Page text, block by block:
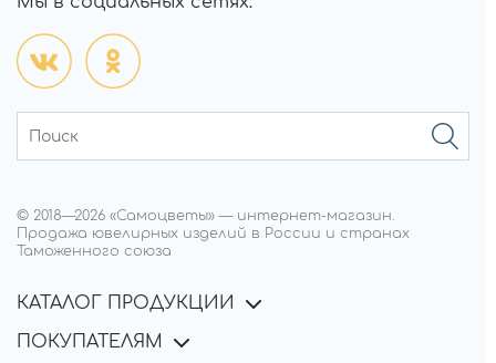
© 2018—2026 «Самоцветы» — интернет-магазин.
Продажа ювелирных изделий в России и странах
Таможенного союза
КАТАЛОГ ПРОДУКЦИИ
ПОКУПАТЕЛЯМ